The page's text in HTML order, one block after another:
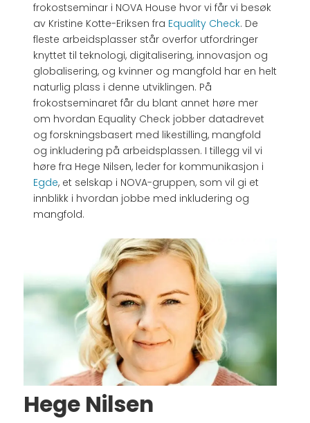
frokostseminar i NOVA House hvor vi får vi besøk
av Kristine Kotte-Eriksen fra Equality Check. De
fleste arbeidsplasser står overfor utfordringer
knyttet til teknologi, digitalisering, innovasjon og
globalisering, og kvinner og mangfold har en helt
naturlig plass i denne utviklingen. På
frokostseminaret får du blant annet høre mer
om hvordan Equality Check jobber datadrevet
og forskningsbasert med likestilling, mangfold
og inkludering på arbeidsplassen. I tillegg vil vi
høre fra Hege Nilsen, leder for kommunikasjon i
Egde, et selskap i NOVA-gruppen, som vil gi et
innblikk i hvordan jobbe med inkludering og
mangfold.
Hege Nilsen